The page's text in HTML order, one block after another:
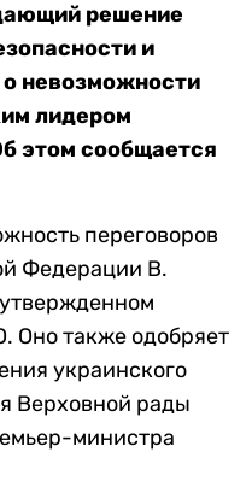
решение
и
невозможности
лидером
этом сообщается
переговоров
Федерации В.
Оно также одобряет
украинского
Верховной рады
министра